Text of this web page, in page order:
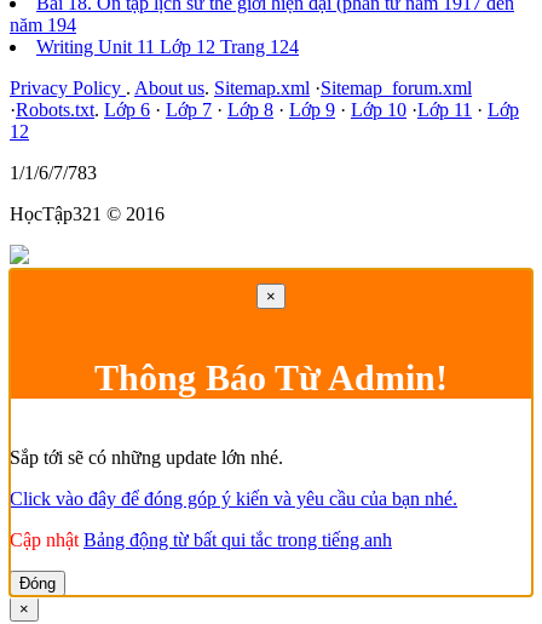
năm 194
Writing Unit 11 Lớp 12 Trang 124
Privacy Policy . About us. Sitemap.xml ·Sitemap_forum.xml
·Robots.txt. Lớp 6 · Lớp 7 · Lớp 8 · Lớp 9 · Lớp 10 ·Lớp 11 · Lớp
12
1/1/6/7/783
HọcTập321 © 2016
×
Thông Báo Từ Admin!
Sắp tới sẽ có những update lớn nhé.
Click vào đây để đóng góp ý kiến và yêu cầu của bạn nhé.
Cập nhật Bảng động từ bất qui tắc trong tiếng anh
Đóng
×